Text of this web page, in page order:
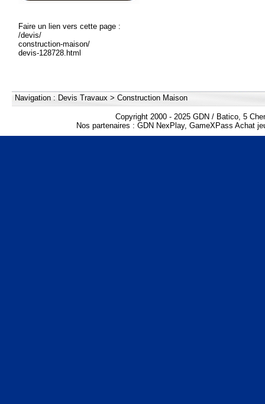
Faire un lien vers cette page :
/devis/
construction-maison/
devis-128728.html
Navigation : Devis Travaux > Construction Maison
Copyright 2000 - 2025 GDN / Batico, 5
Nos partenaires : GDN NexPlay, GameXPass Achat